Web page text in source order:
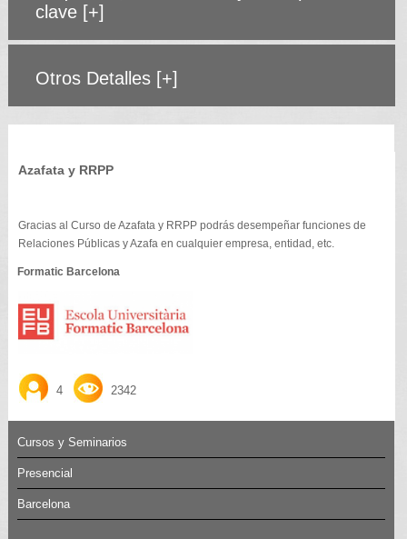
clave [+]
Otros Detalles [+]
Azafata y RRPP
Gracias al Curso de Azafata y RRPP podrás desempeñar funciones de
Relaciones Públicas y Azafa en cualquier empresa, entidad, etc.
Formatic Barcelona
4 2342
Cursos y Seminarios
Presencial
Barcelona